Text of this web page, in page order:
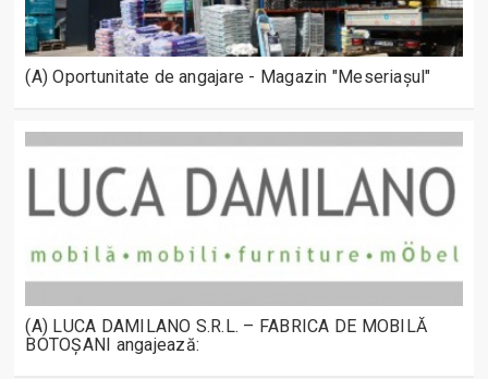
(A) Oportunitate de angajare - Magazin "Meseriașul"
(A) LUCA DAMILANO S.R.L. – FABRICA DE MOBILĂ
BOTOȘANI angajează: